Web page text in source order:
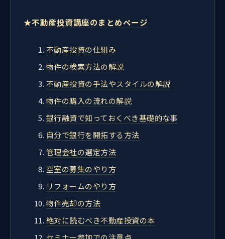
★不動産投資講座のまとめページ
不動産投資の仕組み
物件の検索方法の解説
不動産投資の手法やスタイルの解説
物件の購入の流れの解説
銀行融資で知っておくべき基礎的な事
自分で銀行を開拓する方法
管理会社の選定方法
空室の募集のやり方
リフォームのやり方
物件売却の方法
絶対に読むべき不動産投資の本